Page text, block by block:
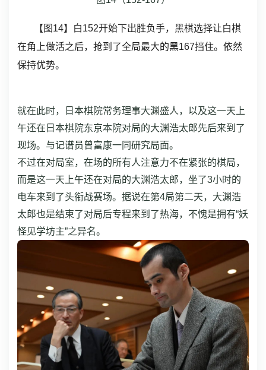
【图14】白152开始下出胜负手，黑棋选择让白棋
在角上做活之后，抢到了全局最大的黑167挡住。依然
保持优势。
就在此时，日本棋院常务理事大渊盛人，以及这一天上
午还在日本棋院东京本院对局的大渊浩太郎先后来到了
现场。与记谱员曾富康一同研究局面。
不过在对局室，在场的所有人注意力不在紧张的棋局，
而是这一天上午还在对局的大渊浩太郎，坐了3小时的
电车来到了头衔战赛场。据说在第4局第二天，大渊浩
太郎也是结束了对局后专程来到了热海，不愧是拥有“妖
怪见学坊主”之异名。